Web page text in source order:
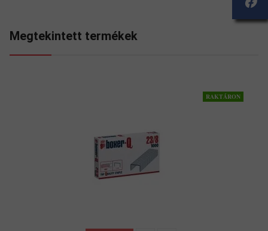
Megtekintett termékek
RAKTÁRON